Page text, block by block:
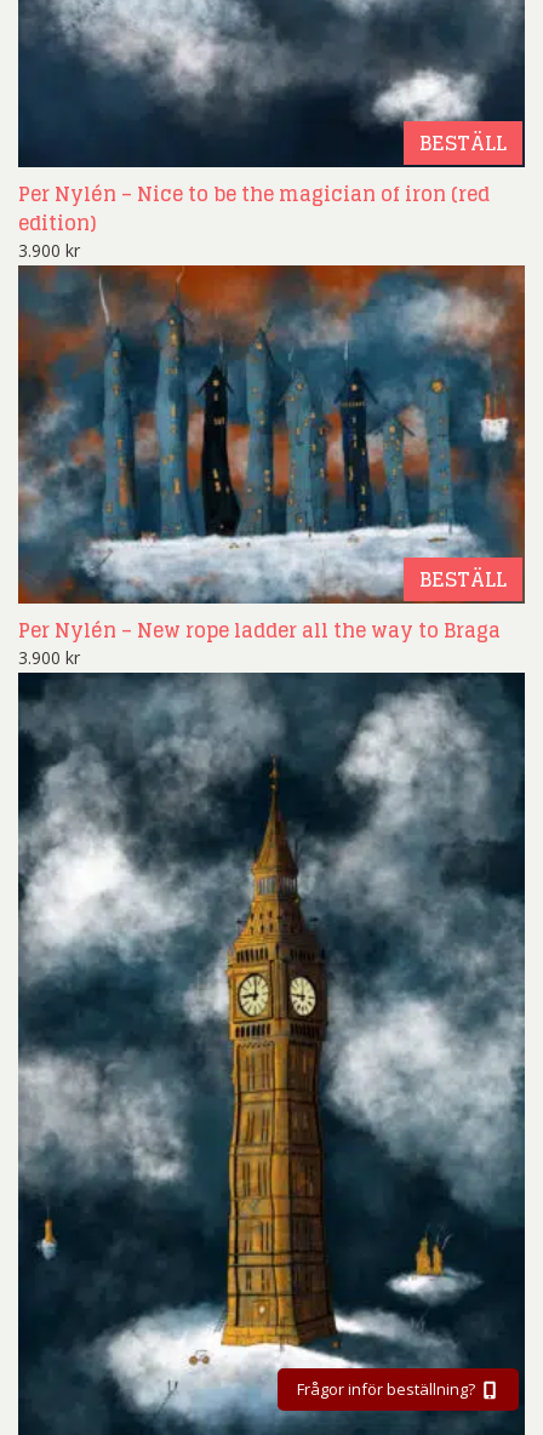
BESTÄLL
Per Nylén – Nice to be the magician of iron (red
edition)
3.900 kr
BESTÄLL
Per Nylén – New rope ladder all the way to Braga
3.900 kr
Frågor inför beställning?